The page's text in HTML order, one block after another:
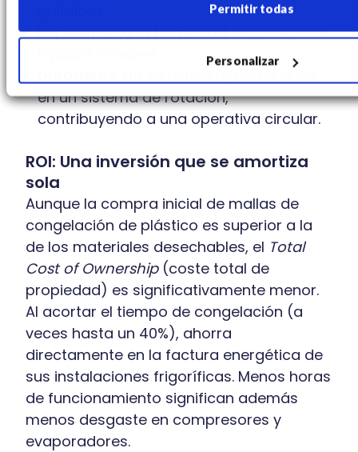
Permitir todas
Personalizar
Repelentes a la humedad:No absorben
en un sistema de rotación,
contribuyendo a una operativa circular.
ROI: Una inversión que se amortiza
sola
Aunque la compra inicial de mallas de
congelación de plástico es superior a la
de los materiales desechables, el Total
Cost of Ownership(coste total de
propiedad) es significativamente menor.
Al acortar el tiempo de congelación (a
veces hasta un 40%), ahorra
directamente en la factura energética de
sus instalaciones frigoríficas. Menos horas
de funcionamiento significan además
menos desgaste en compresores y
evaporadores.